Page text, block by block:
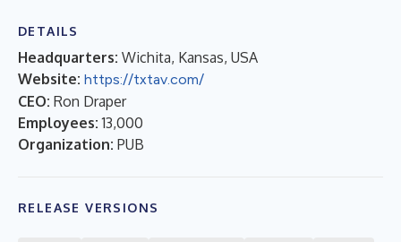
DETAILS
Headquarters: Wichita, Kansas, USA
Website: https://txtav.com/
CEO: Ron Draper
Employees: 13,000
Organization: PUB
RELEASE VERSIONS